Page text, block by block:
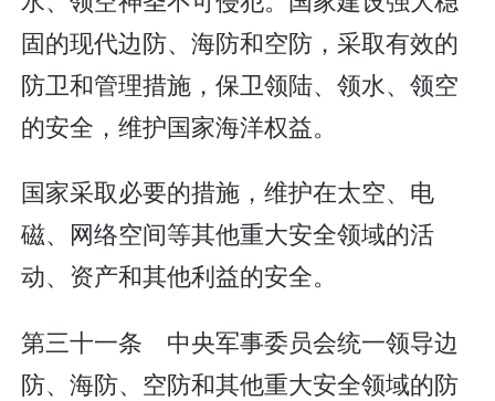
固的现代边防、海防和空防，采取有效的
防卫和管理措施，保卫领陆、领水、领空
的安全，维护国家海洋权益。
国家采取必要的措施，维护在太空、电
磁、网络空间等其他重大安全领域的活
动、资产和其他利益的安全。
第三十一条 中央军事委员会统一领导边
防、海防、空防和其他重大安全领域的防